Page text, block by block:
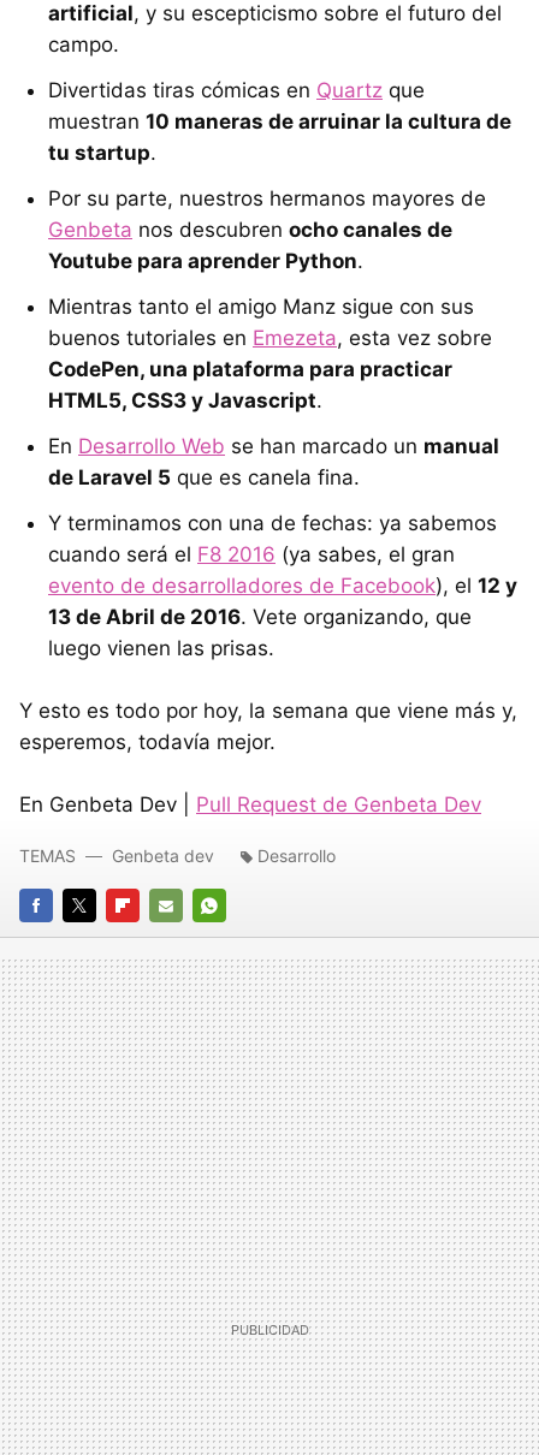
artificial, y su escepticismo sobre el futuro del
campo.
Divertidas tiras cómicas en Quartz que
muestran 10 maneras de arruinar la cultura de
tu startup.
Por su parte, nuestros hermanos mayores de
Genbeta nos descubren ocho canales de
Youtube para aprender Python.
Mientras tanto el amigo Manz sigue con sus
buenos tutoriales en Emezeta, esta vez sobre
CodePen, una plataforma para practicar
HTML5, CSS3 y Javascript.
En Desarrollo Web se han marcado un manual
de Laravel 5 que es canela fina.
Y terminamos con una de fechas: ya sabemos
cuando será el F8 2016 (ya sabes, el gran
evento de desarrolladores de Facebook), el 12 y
13 de Abril de 2016. Vete organizando, que
luego vienen las prisas.
Y esto es todo por hoy, la semana que viene más y,
esperemos, todavía mejor.
En Genbeta Dev | Pull Request de Genbeta Dev
FACEBOOK
TWITTERFLIPBOARD
E-
MAIL
WHATSAPP
TEMAS Genbeta dev Desarrollo